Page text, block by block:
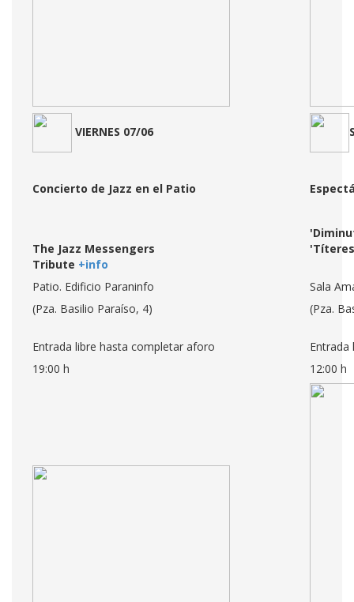
VIERNES 07/06
Concierto de Jazz en el Patio
The Jazz Messengers
Tribute +info
Patio. Edificio Paraninfo
(Pza. Basilio Paraíso, 4)
Entrada libre hasta completar aforo
19:00 h
Sala
(Pza.
12:00 h